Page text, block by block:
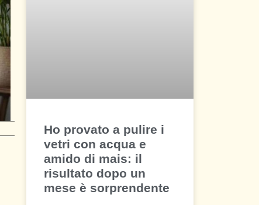
Ho provato a pulire i
vetri con acqua e
amido di mais: il
risultato dopo un
mese è sorprendente